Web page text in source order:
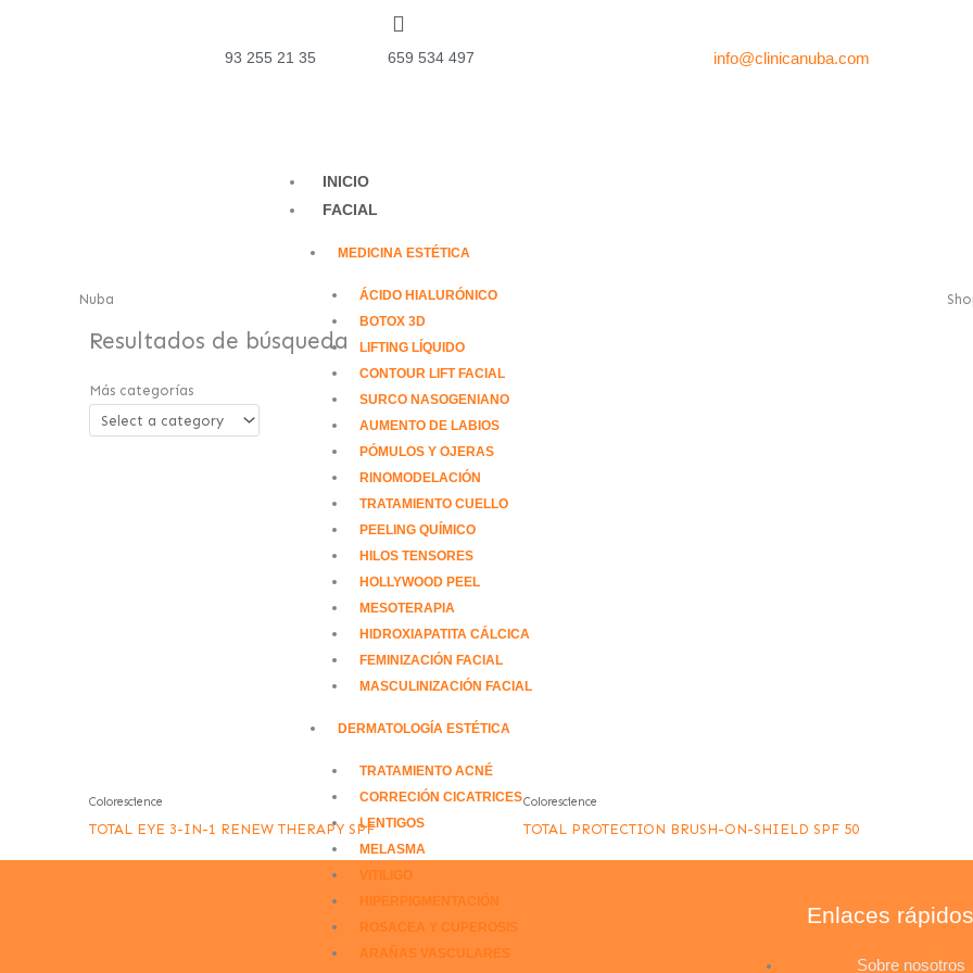
93 255 21 35 659 534 497 info@clinicanuba.com
INICIO
FACIAL
MEDICINA ESTÉTICA
ÁCIDO HIALURÓNICO
BОTОX 3D
LIFTING LÍQUIDO
CONTOUR LIFT FACIAL
SURCO NASOGENIANO
AUMENTO DE LABIOS
PÓMULOS Y OJERAS
RINOMODELACIÓN
TRATAMIENTO CUELLO
PEELING QUÍMICO
HILOS TENSORES
HOLLYWOOD PEEL
MESOTERAPIA
HIDROXIAPATITA CÁLCICA
FEMINIZACIÓN FACIAL
MASCULINIZACIÓN FACIAL
DERMATOLOGÍA ESTÉTICA
TRATAMIENTO ACNÉ
CORRECIÓN CICATRICES
LENTIGOS
MELASMA
VITILIGO
HIPERPIGMENTACIÓN
ROSACEA Y CUPEROSIS
ARAÑAS VASCULARES
Nuba
Resultados de búsqueda
Más categorías
Colorescience
TOTAL EYE 3-IN-1 RENEW THERAPY SPF
Colorescience
TOTAL PROTECTION BRUSH-ON-SHIELD SPF 50
Enlaces rápidos
Sobre nosotros